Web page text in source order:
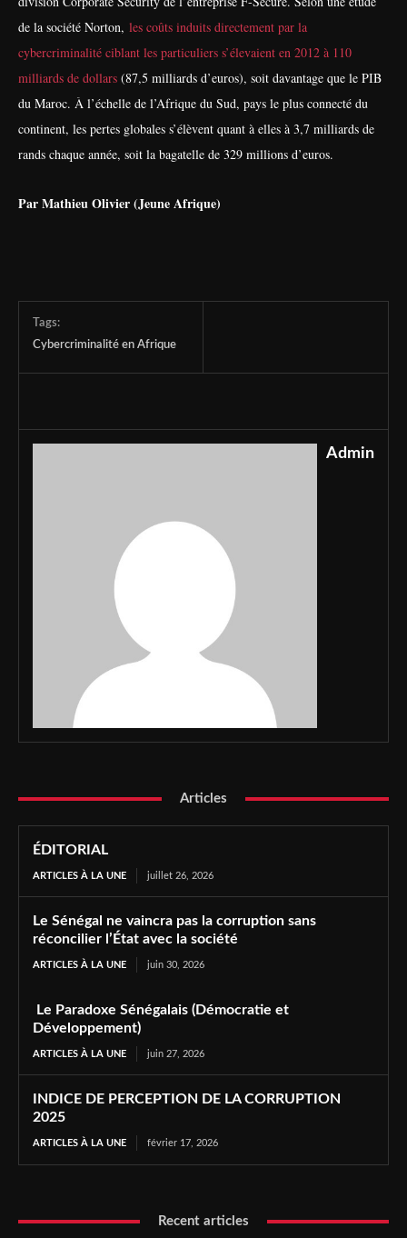
de la société Norton, les coûts induits directement par la
cybercriminalité ciblant les particuliers s’élevaient en 2012 à 110
milliards de dollars (87,5 milliards d’euros), soit davantage que le PIB
du Maroc. À l’échelle de l’Afrique du Sud, pays le plus connecté du
continent, les pertes globales s’élèvent quant à elles à 3,7 milliards de
rands chaque année, soit la bagatelle de 329 millions d’euros.
Par Mathieu Olivier (Jeune Afrique)
Tags:
Cybercriminalité en Afrique
Admin
Articles
ÉDITORIAL
ARTICLES À LA UNE juillet 26, 2026
Le Sénégal ne vaincra pas la corruption sans
réconcilier l’État avec la société
ARTICLES À LA UNE juin 30, 2026
Le Paradoxe Sénégalais (Démocratie et
Développement)
ARTICLES À LA UNE juin 27, 2026
INDICE DE PERCEPTION DE LA CORRUPTION
2025
ARTICLES À LA UNE février 17, 2026
Recent articles